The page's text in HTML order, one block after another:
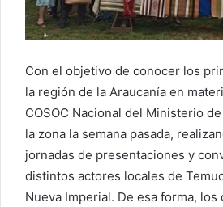
Con el objetivo de conocer los
la región de la Araucanía en
COSOC Nacional del Ministerio
la zona la semana pasada,
jornadas de presentaciones y
distintos actores locales de
Nueva Imperial. De esa forma, los